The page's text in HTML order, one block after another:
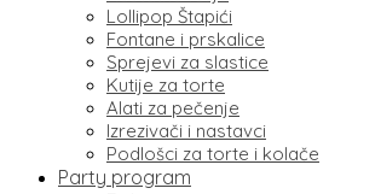
Lollipop Štapići
Fontane i prskalice
Sprejevi za slastice
Kutije za torte
Alati za pečenje
Izrezivači i nastavci
Podlošci za torte i kolače
Party program